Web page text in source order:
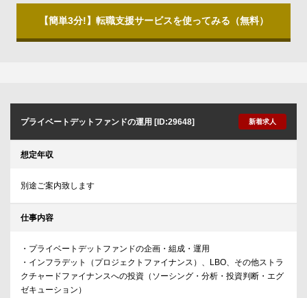
【簡単3分!】転職支援サービスを使ってみる（無料）
プライベートデットファンドの運用 [ID:29648] 新着求人
想定年収
別途ご案内致します
仕事内容
・プライベートデットファンドの企画・組成・運用
・インフラデット（プロジェクトファイナンス）、LBO、その他ストラ
クチャードファイナンスへの投資（ソーシング・分析・投資判断・エグ
ゼキューション）